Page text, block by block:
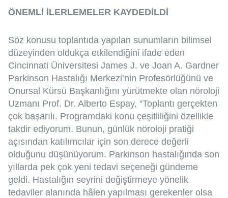
ÖNEMLİ İLERLEMELER KAYDEDİLDİ
Söz konusu toplantıda yapılan sunumların bilimsel
düzeyinden oldukça etkilendiğini ifade eden
Cincinnati Üniversitesi James J. ve Joan A. Gardner
Parkinson Hastalığı Merkezi’nin Profesörlüğünü ve
Onursal Kürsü Başkanlığını yürütmekte olan nöroloji
Uzmanı Prof. Dr. Alberto Espay, “Toplantı gerçekten
çok başarılı. Programdaki konu çeşitliliğini özellikle
takdir ediyorum. Bunun, günlük nöroloji pratiği
açısından katılımcılar için son derece değerli
olduğunu düşünüyorum. Parkinson hastalığında son
yıllarda pek çok yeni tedavi seçeneği gündeme
geldi. Hastalığın seyrini değiştirmeye yönelik
tedaviler alanında hâlen yapılması gerekenler olsa